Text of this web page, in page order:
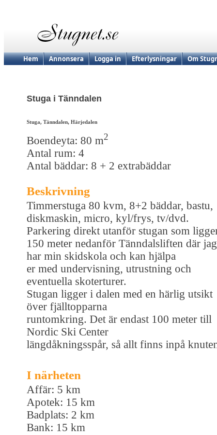
Hem Annonsera Logga in Efterlysningar Om
Stuga i Tänndalen
Stuga, Tänndalen, Härjedalen
Boendeyta: 80 m2
Antal rum: 4
Antal bäddar: 8 + 2 extrabäddar
Beskrivning
Timmerstuga 80 kvm, 8+2 bäddar, bastu,
diskmaskin, micro, kyl/frys, tv/dvd.
Parkering direkt utanför stugan som
150 meter nedanför Tänndalsliften där jag
har min skidskola och kan hjälpa
er med undervisning, utrustning och
eventuella skoterturer.
Stugan ligger i dalen med en härlig utsikt
över fjälltopparna
runtomkring. Det är endast 100 meter till
Nordic Ski Center
längdåkningsspår, så allt finns inpå
I närheten
Affär: 5 km
Apotek: 15 km
Badplats: 2 km
Bank: 15 km